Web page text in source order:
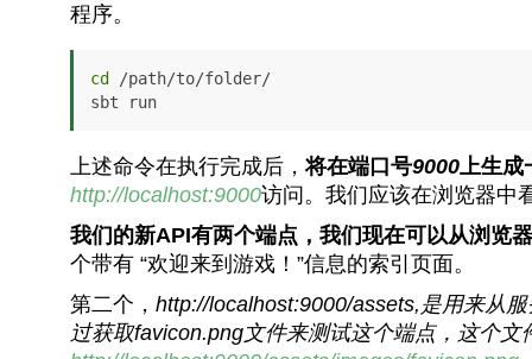
程序。
cd
/path/to/folder/
sbt run
上述命令在执行完成后，将在端口号9000上生成
http://localhost:9000访问。我们应该在浏览器中
我们的新API有两个端点，我们现在可以从浏览
个带有 “欢迎来到游戏！”信息的索引页面。
第二个， http://localhost:9000/assets, 是用来从
过获取favicon.png文件来测试这个端点，这个文